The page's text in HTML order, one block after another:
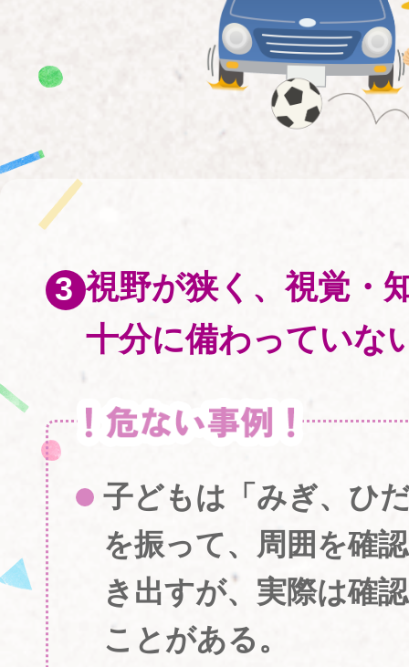
視野が狭く、視覚・
十分に備わっていな
子どもは「みぎ、ひ
を振って、周囲を確
き出すが、実際は確
ことがある。